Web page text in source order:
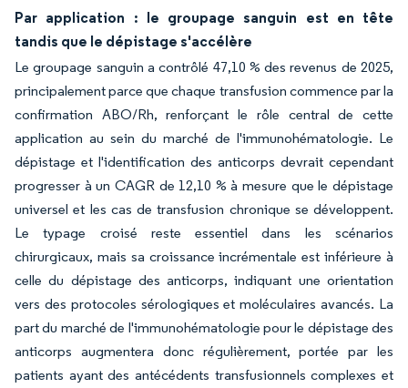
Par application : le groupage sanguin est en tête
tandis que le dépistage s'accélère
Le groupage sanguin a contrôlé 47,10 % des revenus de 2025,
principalement parce que chaque transfusion commence par la
confirmation ABO/Rh, renforçant le rôle central de cette
application au sein du marché de l'immunohématologie. Le
dépistage et l'identification des anticorps devrait cependant
progresser à un CAGR de 12,10 % à mesure que le dépistage
universel et les cas de transfusion chronique se développent.
Le typage croisé reste essentiel dans les scénarios
chirurgicaux, mais sa croissance incrémentale est inférieure à
celle du dépistage des anticorps, indiquant une orientation
vers des protocoles sérologiques et moléculaires avancés. La
part du marché de l'immunohématologie pour le dépistage des
anticorps augmentera donc régulièrement, portée par les
patients ayant des antécédents transfusionnels complexes et